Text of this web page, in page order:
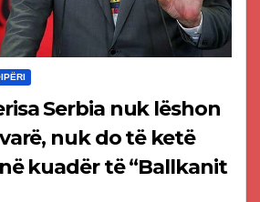
Serbia nuk lëshon
nuk do të ketë
kuadër të “Ballkanit